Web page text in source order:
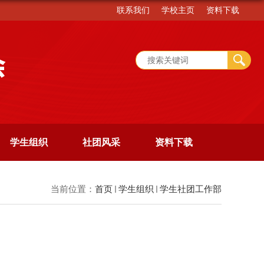
资料下载
学校主页
联系我们
学生组织 社团风采 资料下载
当前位置： 首页 学生组织 学生社团工作部